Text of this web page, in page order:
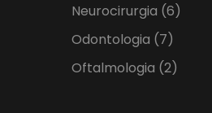
Neurocirurgia (6)
Odontologia (7)
Oftalmologia (2)